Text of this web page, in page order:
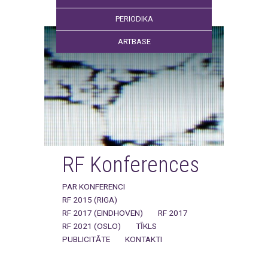
PERIODIKA
ARTBASE
RF Konferences
PAR KONFERENCI
RF 2015 (RIGA)
RF 2017 (EINDHOVEN)
RF 2017
RF 2021 (OSLO)
TĪKLS
PUBLICITĀTE
KONTAKTI